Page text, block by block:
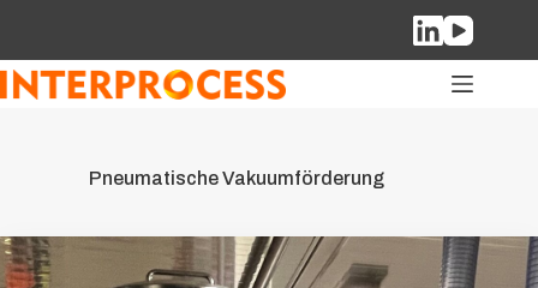
springen
Pneumatische Vakuumförderung